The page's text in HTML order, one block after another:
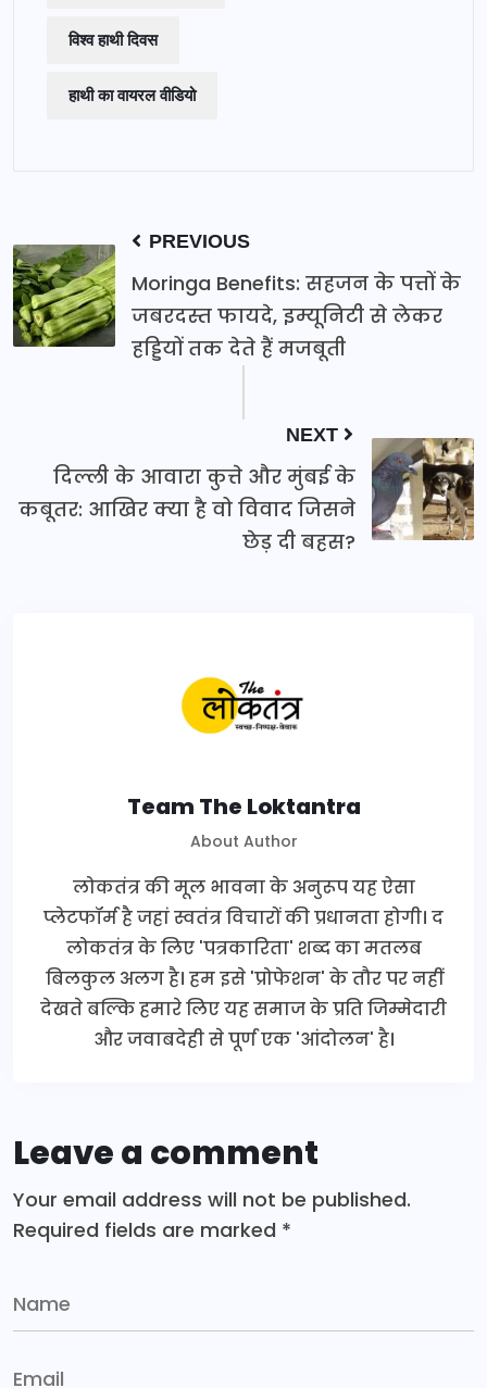
विश्व हाथी दिवस
हाथी का वायरल वीडियो
PREVIOUS
Moringa Benefits: सहजन के पत्तों के
जबरदस्त फायदे, इम्यूनिटी से लेकर
हड्डियों तक देते हैं मजबूती
NEXT
दिल्ली के आवारा कुत्ते और मुंबई के
कबूतर: आखिर क्या है वो विवाद जिसने
छेड़ दी बहस?
Team The Loktantra
About Author
लोकतंत्र की मूल भावना के अनुरूप यह ऐसा
प्लेटफॉर्म है जहां स्वतंत्र विचारों की प्रधानता होगी। द
लोकतंत्र के लिए 'पत्रकारिता' शब्द का मतलब
बिलकुल अलग है। हम इसे 'प्रोफेशन' के तौर पर नहीं
देखते बल्कि हमारे लिए यह समाज के प्रति जिम्मेदारी
और जवाबदेही से पूर्ण एक 'आंदोलन' है।
Leave a comment
Your email address will not be published.
Required fields are marked *